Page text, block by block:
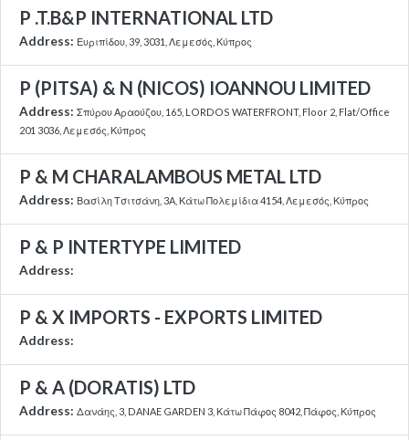
P .T.B&P INTERNATIONAL LTD
Address: Ευριπίδου, 39, 3031, Λεμεσός, Κύπρος
P (PITSA) & N (NICOS) IOANNOU LIMITED
Address: Σπύρου Αραούζου, 165, LORDOS WATERFRONT, Floor 2, Flat/Office
201 3036, Λεμεσός, Κύπρος
P & M CHARALAMBOUS METAL LTD
Address: Βασίλη Τσιτσάνη, 3A, Κάτω Πολεμίδια 4154, Λεμεσός, Κύπρος
P & P INTERTYPE LIMITED
Address:
P & X IMPORTS - EXPORTS LIMITED
Address:
P & A (DORATIS) LTD
Address: Δανάης, 3, DANAE GARDEN 3, Κάτω Πάφος 8042, Πάφος, Κύπρος